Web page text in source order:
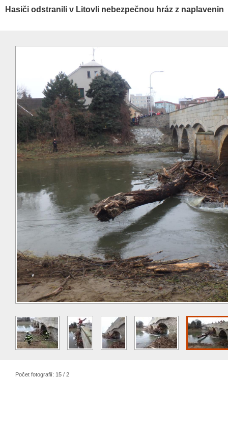
Hasiči odstranili v Litovli nebezpečnou hráz z naplavenin
Počet fotografií: 15 / 2